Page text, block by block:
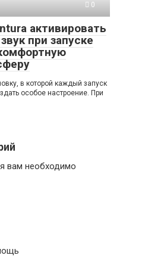
0
активировать
при запуске
в которой каждый запуск
особое настроение. При
вам необходимо